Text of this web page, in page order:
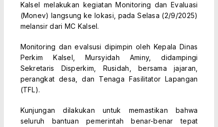
Kalsel melakukan kegiatan Monitoring dan Evaluasi
(Monev) langsung ke lokasi, pada Selasa (2/9/2025)
melansir dari MC Kalsel.
Monitoring dan evalsusi dipimpin oleh Kepala Dinas
Perkim Kalsel, Mursyidah Aminy, didampingi
Sekretaris Disperkim, Rusidah, bersama jajaran,
perangkat desa, dan Tenaga Fasilitator Lapangan
(TFL).
Kunjungan dilakukan untuk memastikan bahwa
seluruh bantuan pemerintah benar-benar tepat